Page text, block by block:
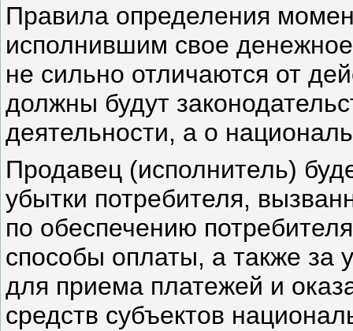
Правила определения
исполнившим свое денежное
не сильно отличаются от
должны будут
деятельности, а о
Продавец (исполнитель)
убытки потребителя,
по обеспечению
способы оплаты, а также за
для приема платежей и
средств субъектов